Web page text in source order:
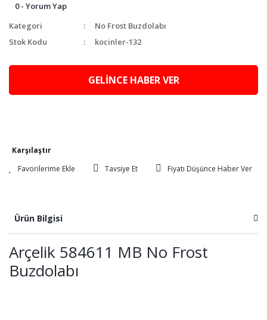
0 - Yorum Yap
Kategori
No Frost Buzdolabı
Stok Kodu
kocinler-132
GELİNCE HABER VER
Karşılaştır
Tavsiye Et
Fiyatı Düşünce Haber Ver
Ürün Bilgisi
Arçelik 584611 MB No Frost
Buzdolabı